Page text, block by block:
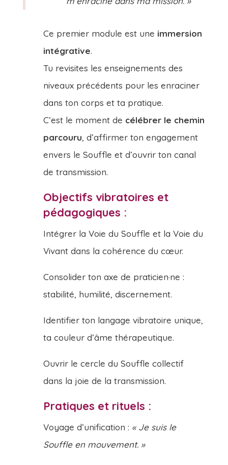
Ce premier module est une immersion
intégrative.
Tu revisites les enseignements des
niveaux précédents pour les enraciner
dans ton corps et ta pratique.
C’est le moment de célébrer le chemin
parcouru, d’affirmer ton engagement
envers le Souffle et d’ouvrir ton canal
de transmission.
Objectifs vibratoires et
pédagogiques :
Intégrer la Voie du Souffle et la Voie du
Vivant dans la cohérence du cœur.
Consolider ton axe de praticien·ne :
stabilité, humilité, discernement.
Identifier ton langage vibratoire unique,
ta couleur d’âme thérapeutique.
Ouvrir le cercle du Souffle collectif
dans la joie de la transmission.
Pratiques et rituels :
Voyage d’unification : « Je suis le
Souffle en mouvement. »